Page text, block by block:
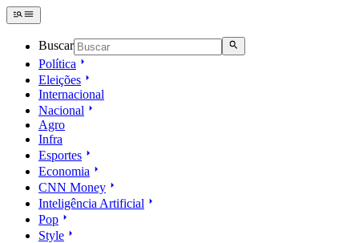
Buscar
Política
Eleições
Internacional
Nacional
Agro
Infra
Esportes
Economia
CNN Money
Inteligência Artificial
Pop
Style